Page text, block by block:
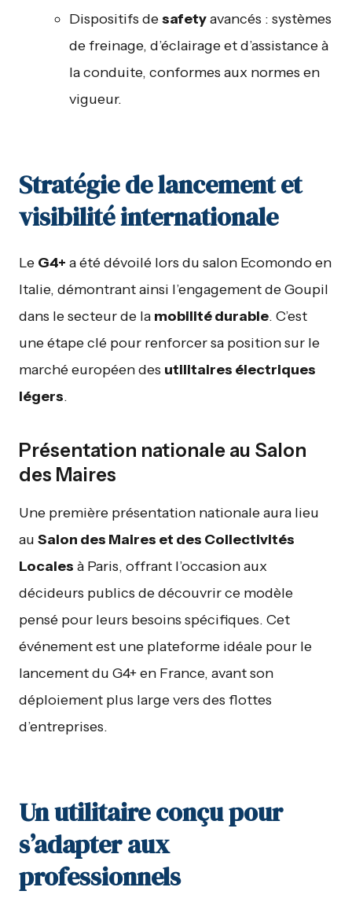
Dispositifs desafetyavancés : systèmes
de freinage, d’éclairage et d’assistance à
la conduite, conformes aux normes en
vigueur.
Stratégie de lancement et
visibilité internationale
Le G4+ a été dévoilé lors du salon Ecomondo en
Italie, démontrant ainsi l’engagement de Goupil
dans le secteur de la mobilité durable. C’est
une étape clé pour renforcer sa position sur le
marché européen des utilitaires électriques
légers.
Présentation nationale au Salon
des Maires
Une première présentation nationale aura lieu
au Salon des Maires et des Collectivités
Locales à Paris, offrant l’occasion aux
décideurs publics de découvrir ce modèle
pensé pour leurs besoins spécifiques. Cet
événement est une plateforme idéale pour le
lancement du G4+ en France, avant son
déploiement plus large vers des flottes
d’entreprises.
Un utilitaire conçu pour
s’adapter aux
professionnels